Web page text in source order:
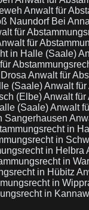
Anwalt für
Naundorf Bei
für
für
in Halle (Saale)
Anwalt für
(Saale)Anwalt für
(Elbe)Anwalt für
(Saale)Anwalt
Sangerhausen
in
in
in Helbra
in
in Hübitz
in
in